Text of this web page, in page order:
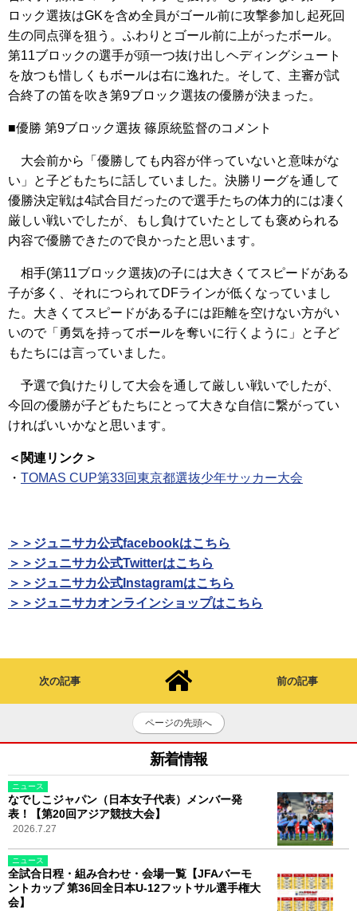
ロック選抜はGKを含め全員がゴール前に攻撃参加し起死回
生の同点弾を狙う。ふわりとゴール前に上がったボール。
第11ブロックの選手が頭一つ抜け出しヘディングシュート
を放つも惜しくもボールは右に逸れた。そして、主審が試
合終了の笛を吹き第9ブロック選抜の優勝が決まった。
■優勝 第9ブロック選抜 篠原統監督のコメント
大会前から「優勝しても内容が伴っていないと意味がな
い」と子どもたちに話していました。決勝リーグを通して
優勝決定戦は4試合目だったので選手たちの体力的には凄く
厳しい戦いでしたが、もし負けていたとしても褒められる
内容で優勝できたので良かったと思います。
相手(第11ブロック選抜)の子には大きくてスピードがある
子が多く、それにつられてDFラインが低くなっていまし
た。大きくてスピードがある子には距離を空けない方がい
いので「勇気を持ってボールを奪いに行くように」と子ど
もたちには言っていました。
予選で負けたりして大会を通して厳しい戦いでしたが、
今回の優勝が子どもたちにとって大きな自信に繋がってい
ければいいかなと思います。
＜関連リンク＞
・ TOMAS CUP第33回東京都選抜少年サッカー大会
＞＞ジュニサカ公式facebookはこちら
＞＞ジュニサカ公式Twitterはこちら
＞＞ジュニサカ公式Instagramはこちら
＞＞ジュニサカオンラインショップはこちら
次の記事 前の記事
ページの先頭へ
新着情報
ニュース
なでしこジャパン（日本女子代表）メンバー発
表！【第20回アジア競技大会】
2026.7.27
ニュース
全試合日程・組み合わせ・会場一覧【JFAバーモ
ントカップ 第36回全日本U-12フットサル選手権大
会】